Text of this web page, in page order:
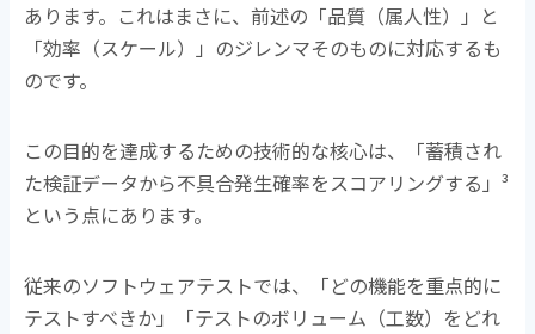
あります。これはまさに、前述の「品質（属人性）」と
「効率（スケール）」のジレンマそのものに対応するも
のです。
この目的を達成するための技術的な核心は、「蓄積され
た検証データから不具合発生確率をスコアリングする」³
という点にあります。
従来のソフトウェアテストでは、「どの機能を重点的に
テストすべきか」「テストのボリューム（工数）をどれ